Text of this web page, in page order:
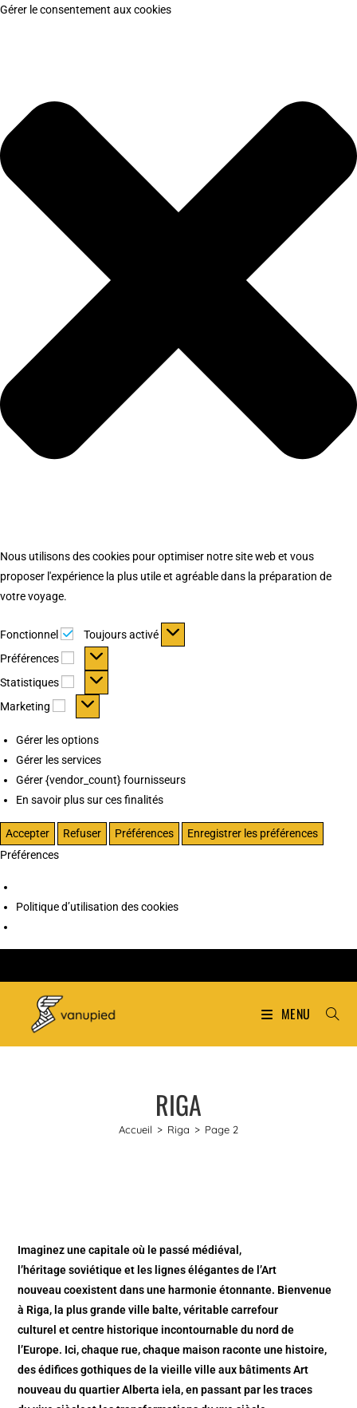
Gérer le consentement aux cookies
Nous utilisons des cookies pour optimiser notre site web et vous
proposer l'expérience la plus utile et agréable dans la préparation de
votre voyage.
Fonctionnel Fonctionnel
Toujours activé
Préférences
Préférences
Statistiques Statistiques
Marketing Marketing
Gérer les options
Gérer les services
Gérer {vendor_count} fournisseurs
En savoir plus sur ces finalités
Accepter Refuser Préférences
Enregistrer les préférences
Préférences
Politique d’utilisation des cookies
MENU
RIGA
Accueil > Riga > Page 2
Imaginez une capitale où le passé médiéval,
l’héritage soviétique et les lignes élégantes de l’Art
nouveau coexistent dans une harmonie étonnante. Bienvenue
à Riga, la plus grande ville balte, véritable carrefour
culturel et centre historique incontournable du nord de
l’Europe. Ici, chaque rue, chaque maison raconte une histoire,
des édifices gothiques de la vieille ville aux bâtiments Art
nouveau du quartier Alberta iela, en passant par les traces